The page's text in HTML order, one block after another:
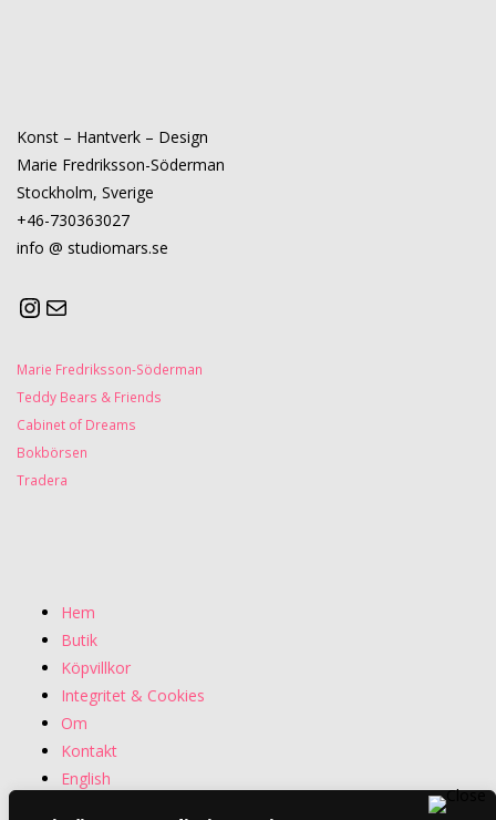
Konst – Hantverk – Design
Marie Fredriksson-Söderman
Stockholm, Sverige
+46-730363027
info @ studiomars.se
Marie Fredriksson-Söderman
Teddy Bears & Friends
Cabinet of Dreams
Bokbörsen
Tradera
Hem
Butik
Köpvillkor
Integritet & Cookies
Om
Kontakt
English